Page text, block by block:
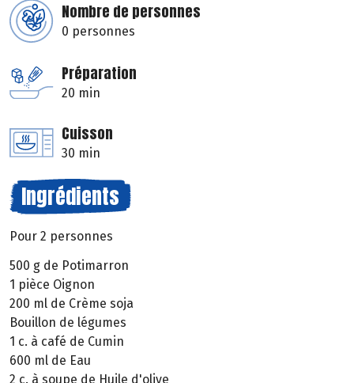
Nombre de personnes
0 personnes
Préparation
20 min
Cuisson
30 min
Ingrédients
Pour 2 personnes
500 g de Potimarron
1 pièce Oignon
200 ml de Crème soja
Bouillon de légumes
1 c. à café de Cumin
600 ml de Eau
2 c. à soupe de Huile d'olive